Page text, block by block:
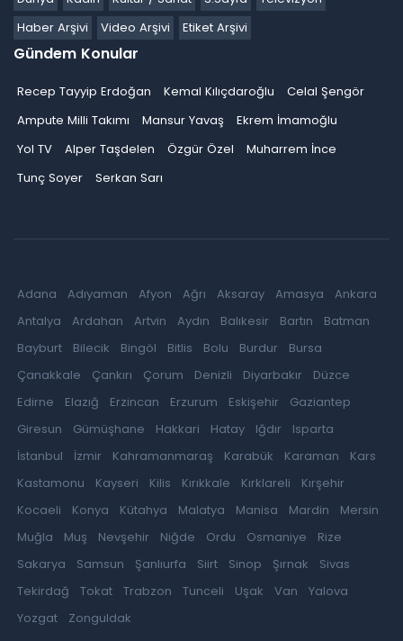
Haber Arşivi
Video Arşivi Etiket Arşivi
Gündem Konular
Recep Tayyip Erdoğan Kemal Kılıçdaroğlu
Celal Şengör
Ampute Milli Takımı
Mansur Yavaş
Ekrem İmamoğlu
Yol TV
Alper Taşdelen Özgür Özel
Muharrem İnce
Tunç Soyer
Serkan Sarı
Adana Adıyaman Afyon Ağrı Aksaray Amasya
Ankara
Antalya
Ardahan Artvin Aydın Balıkesir Bartın
Batman
Bayburt
Bilecik Bingöl Bitlis Bolu Burdur
Bursa
Çanakkale
Çankırı Çorum Denizli Diyarbakır
Düzce
Edirne
Elazığ Erzincan Erzurum Eskişehir
Gaziantep
Giresun
Gümüşhane Hakkari Hatay Iğdır
Isparta
İstanbul
İzmir Kahramanmaraş Karabük Karaman
Kars
Kastamonu
Kayseri Kilis Kırıkkale Kırklareli
Kırşehir
Kocaeli
Konya Kütahya Malatya Manisa Mardin
Mersin
Muğla
Muş Nevşehir Niğde Ordu Osmaniye
Rize
Sakarya
Samsun Şanlıurfa Siirt Sinop Şırnak
Sivas
Tekirdağ
Tokat Trabzon Tunceli Uşak Van
Yalova
Yozgat
Zonguldak